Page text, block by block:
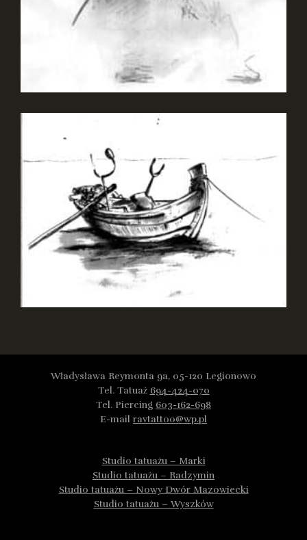
Władysława Reymonta 9a, 05-120 Legionowo
Tel. Tatuaż 694-424-070
Tel. Piercing 603-162-698
E-mail ravtattoo@wp.pl
Studio tatuażu – Marki
Studio tatuażu – Radzymin
Studio tatuażu – Nowy Dwór Mazowiecki
Studio tatuażu – Wyszków